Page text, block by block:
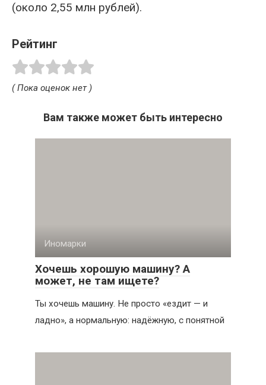
(около 2,55 млн рублей).
Рейтинг
( Пока оценок нет )
Вам также может быть интересно
Иномарки
Хочешь хорошую машину? А
может, не там ищете?
Ты хочешь машину. Не просто «ездит — и
ладно», а нормальную: надёжную, с понятной